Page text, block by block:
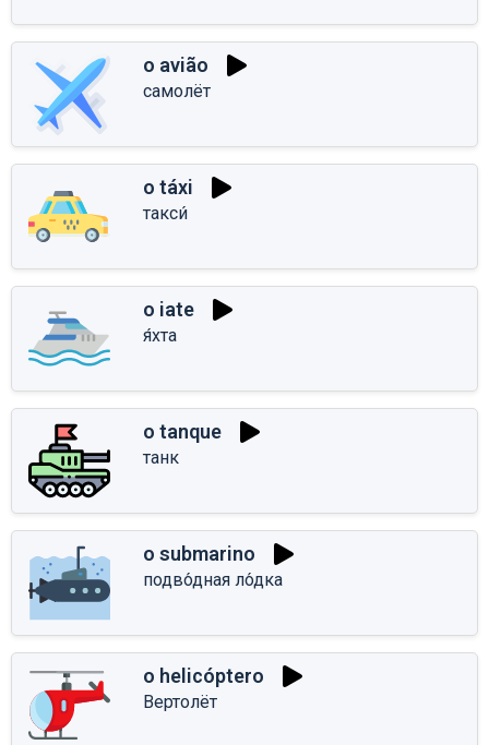
o avião
самолёт
o táxi
такси́
o iate
я́хта
o tanque
танк
o submarino
подво́дная ло́дка
o helicóptero
Вертолёт